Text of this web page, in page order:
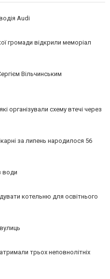
Audi
громади відкрили меморіал
Вільчинським
організували схему втечі через
за липень народилося 56
води
котельню для освітнього
трьох неповнолітніх